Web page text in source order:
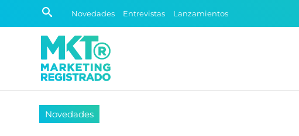
Novedades Entrevistas Lanzamientos
Novedades